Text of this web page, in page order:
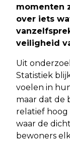
momenten
over iets
veiligheid
Uit
Statistiek
voelen in
maar dat de
relatief hoog
waar de
bewoners